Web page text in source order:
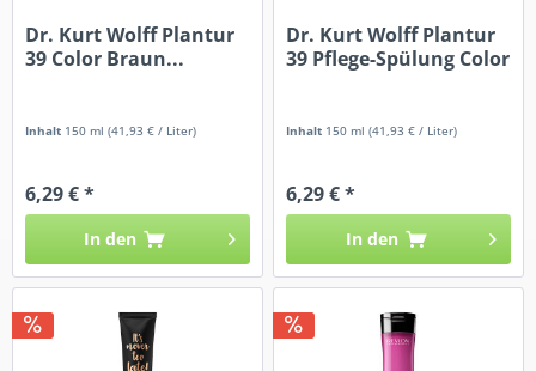
Dr. Kurt Wolff Plantur
39 Color Braun...
Inhalt 150 ml(41,93 € / Liter)
6,29 € *
In den
Dr. Kurt Wolff Plantur
39 Pflege-Spülung Color
Inhalt 150 ml(41,93 € / Liter)
6,29 € *
In den